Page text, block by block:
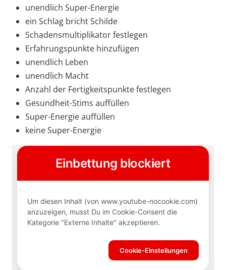
unendlich Super-Energie
ein Schlag bricht Schilde
Schadensmultiplikator festlegen
Erfahrungspunkte hinzufügen
unendlich Leben
unendlich Macht
Anzahl der Fertigkeitspunkte festlegen
Gesundheit-Stims auffüllen
Super-Energie auffüllen
keine Super-Energie